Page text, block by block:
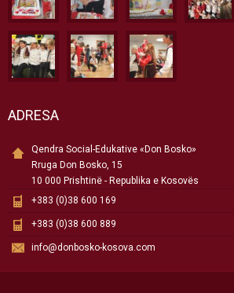
ADRESA
Qendra Social-Edukative «Don Bosko»
Rruga Don Bosko, 15
10 000 Prishtinë - Republika e Kosovës
+383 (0)38 600 169
+383 (0)38 600 889
info@donbosko-kosova.com